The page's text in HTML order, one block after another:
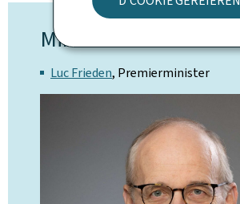
Minister
Luc Frieden, Premierminister